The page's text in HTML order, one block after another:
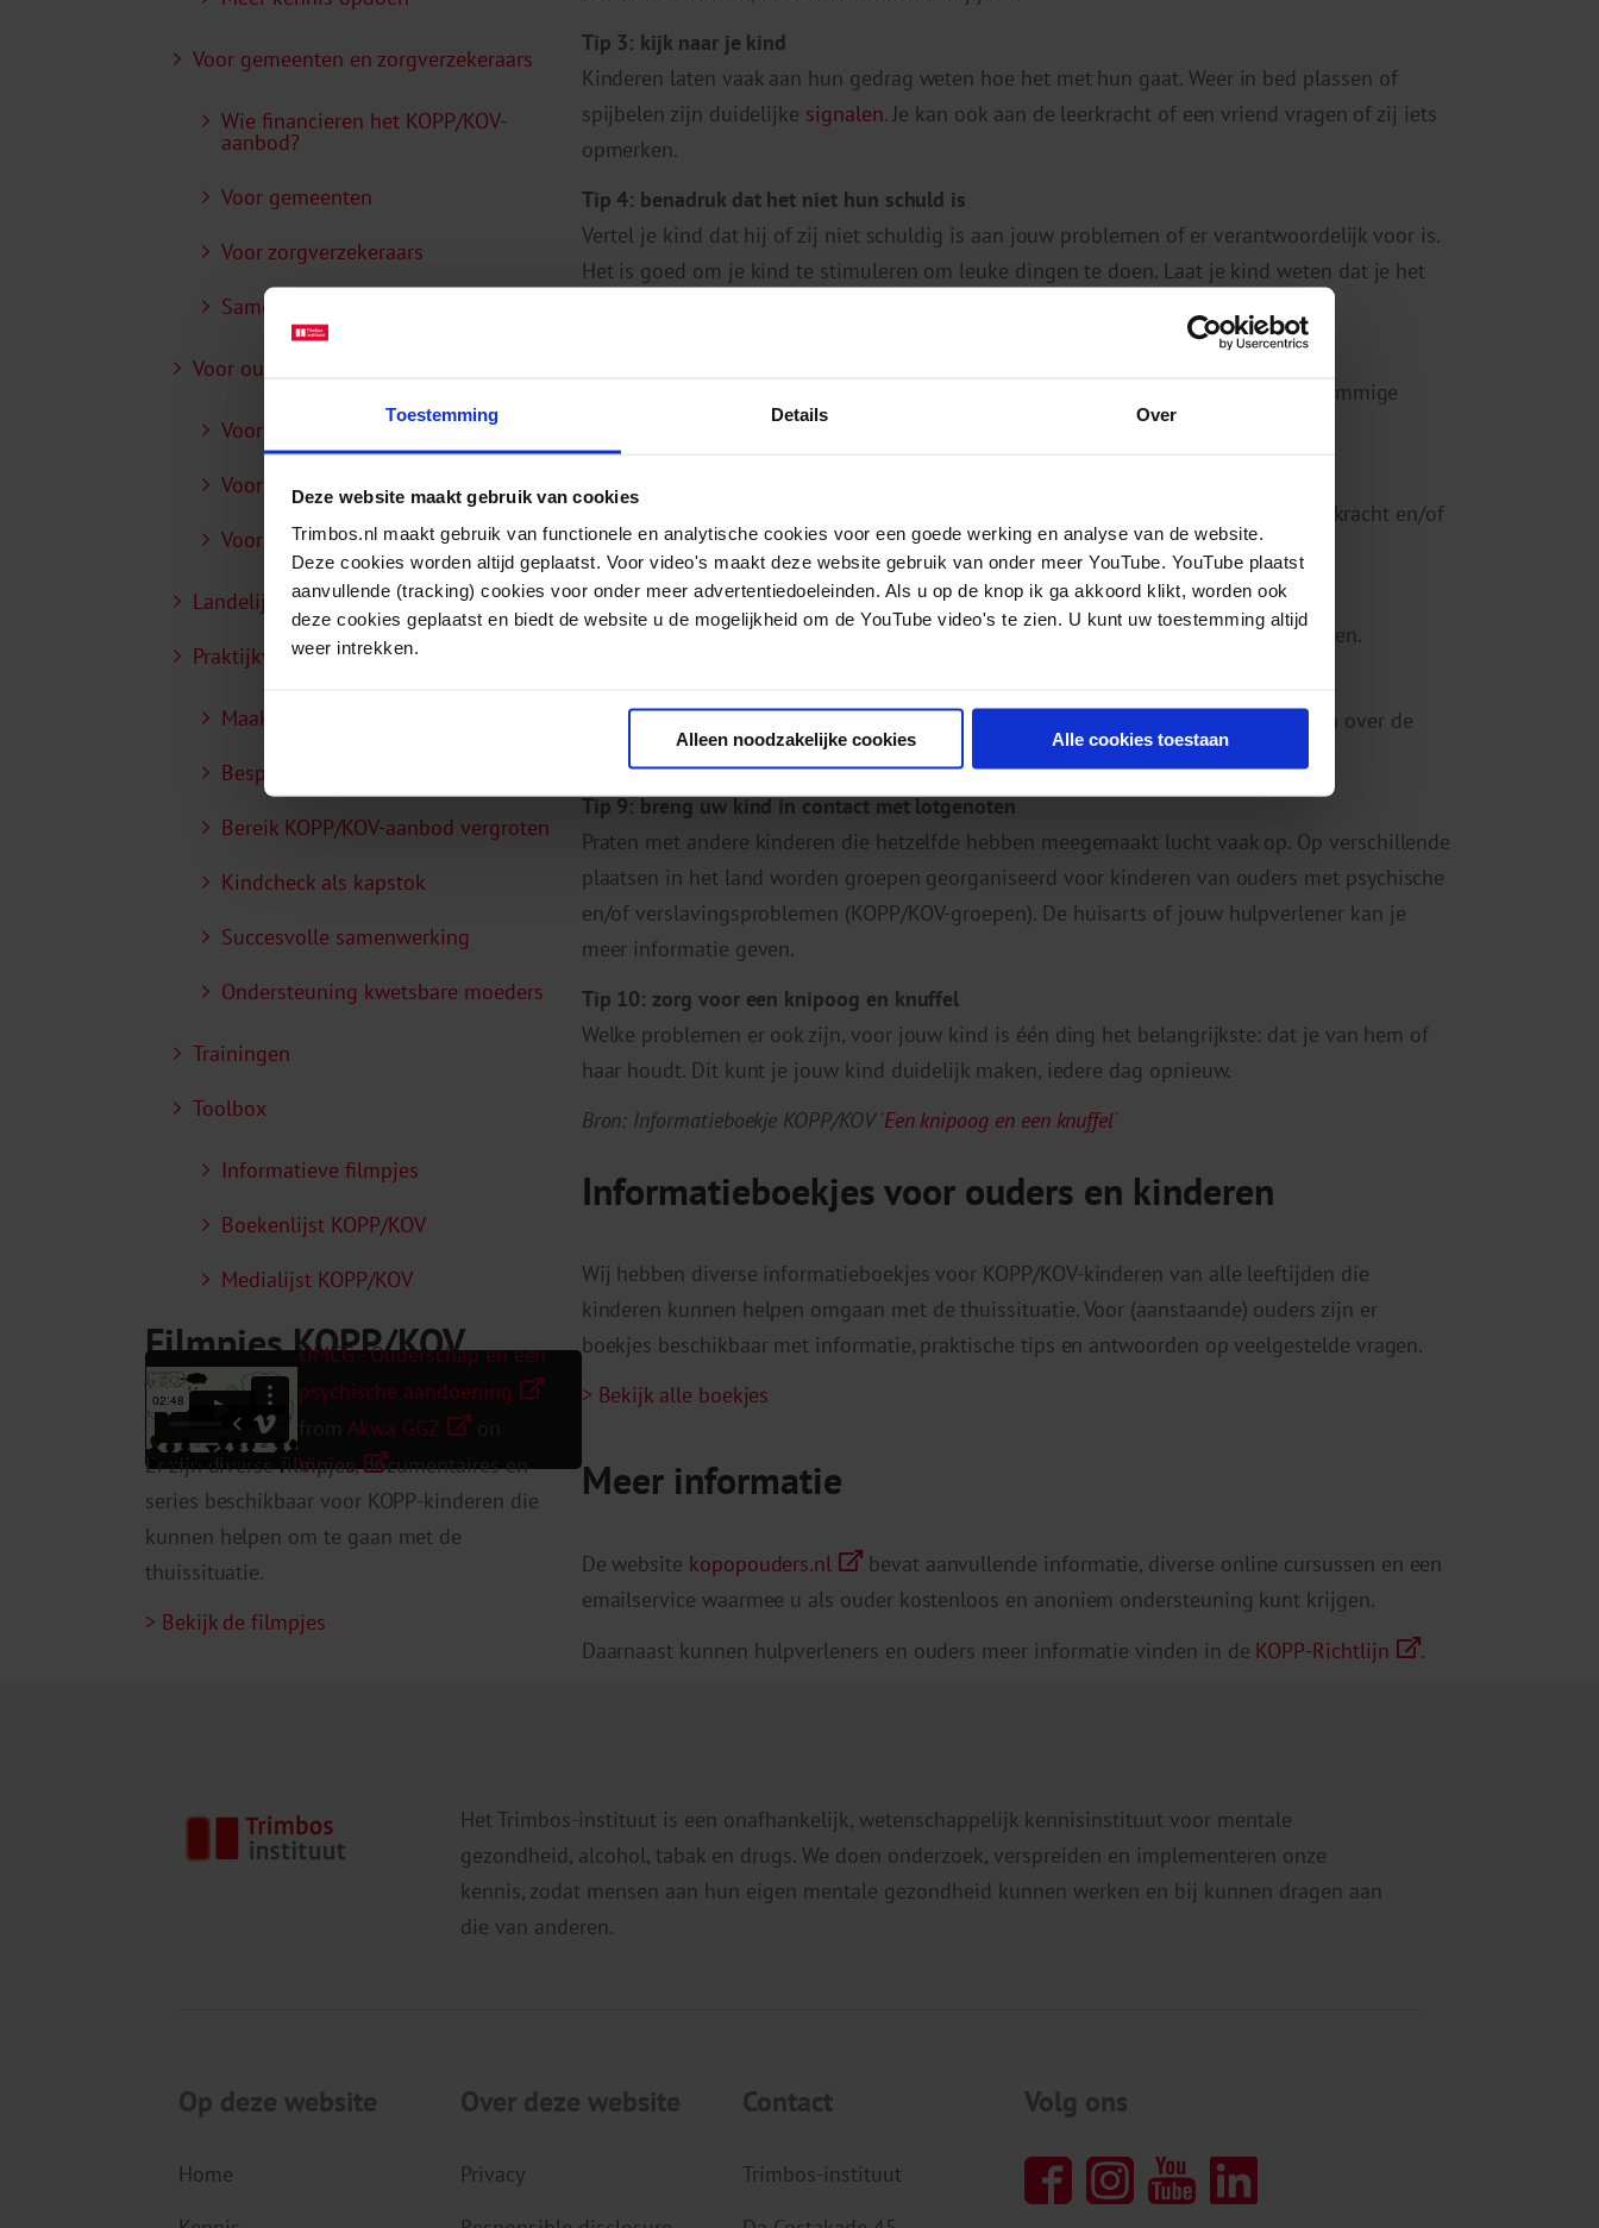
Toestemming Details Over
Deze website maakt gebruik van cookies
Trimbos.nl maakt gebruik van functionele en analytische cookies voor een goede werking en analyse van de website.
Deze cookies worden altijd geplaatst. Voor video's maakt deze website gebruik van onder meer YouTube. YouTube plaatst
aanvullende (tracking) cookies voor onder meer advertentiedoeleinden. Als u op de knop ik ga akkoord klikt, worden ook
deze cookies geplaatst en biedt de website u de mogelijkheid om de YouTube video's te zien. U kunt uw toestemming altijd
weer intrekken.
Alleen noodzakelijke cookies Alle cookies toestaan
Voor gemeenten en zorgverzekeraars
Wie financieren het KOPP/KOV-
aanbod?
Voor gemeenten
Voor zorgverzekeraars
Samenwerken
Voor ouders, naasten en KOPP-kinderen
Voor ouders
Voor naasten
Voor KOPP-kinderen
Landelijk Platform
Praktijkvoorbeelden
Maak het verschil voor een kind
Bespreekbaar maken ouderschap
Bereik KOPP/KOV-aanbod vergroten
Kindcheck als kapstok
Succesvolle samenwerking
Ondersteuning kwetsbare moeders
Trainingen
Toolbox
Informatieve filmpjes
Boekenlijst KOPP/KOV
Medialijst KOPP/KOV
Filmpjes KOPP/KOV
UMCG - Ouderschap en een
psychische aandoening
Akwa GGZ
Vimeo
.
Er zijn diverse filmpjes, documentaires en
series beschikbaar voor KOPP-kinderen die
kunnen helpen om te gaan met de
thuissituatie.
> Bekijk de filmpjes
Tip 3: kijk naar je kind
Kinderen laten vaak aan hun gedrag weten hoe het met hun gaat. Weer in bed plassen of
spijbelen zijn duidelijke signalen. Je kan ook aan de leerkracht of een vriend vragen of zij iets
opmerken.
Tip 4: benadruk dat het niet hun schuld is
Vertel je kind dat hij of zij niet schuldig is aan jouw problemen of er verantwoordelijk voor is.
Het is goed om je kind te stimuleren om leuke dingen te doen. Laat je kind weten dat je het
Als er problemen zijn in het gezin, geeft het kinderen een vertrouwd gevoel als sommige
dingen gewoon doorgaan, zoals school, huiswerk, sportclub.
Je hoeft niet alles alleen te doen. Schakel anderen in: familieleden, buren, een leerkracht en/of
andere ouders.
Tip 7: laat de school iets weten
Als de leerkracht weet wat er aan de hand is, kan hij of zij jouw kind beter opvangen.
Soms willen kinderen met een andere vertrouwenspersoon dan hun ouders praten over de
situatie. Laat je kind weten dat je dat goed vindt en dat het geen ‘roddelen’ is.
Tip 9: breng uw kind in contact met lotgenoten
Praten met andere kinderen die hetzelfde hebben meegemaakt lucht vaak op. Op verschillende
plaatsen in het land worden groepen georganiseerd voor kinderen van ouders met psychische
en/of verslavingsproblemen (KOPP/KOV-groepen). De huisarts of jouw hulpverlener kan je
meer informatie geven.
Tip 10: zorg voor een knipoog en knuffel
Welke problemen er ook zijn, voor jouw kind is één ding het belangrijkste: dat je van hem of
haar houdt. Dit kunt je jouw kind duidelijk maken, iedere dag opnieuw.
Bron: Informatieboekje KOPP/KOV 'Een knipoog en een knuffel'
Informatieboekjes voor ouders en kinderen
Wij hebben diverse informatieboekjes voor KOPP/KOV-kinderen van alle leeftijden die
kinderen kunnen helpen omgaan met de thuissituatie. Voor (aanstaande) ouders zijn er
boekjes beschikbaar met informatie, praktische tips en antwoorden op veelgestelde vragen.
> Bekijk alle boekjes
Meer informatie
De website kopopouders.nl
bevat aanvullende informatie, diverse online cursussen en een
emailservice waarmee u als ouder kostenloos en anoniem ondersteuning kunt krijgen.
Daarnaast kunnen hulpverleners en ouders meer informatie vinden in de KOPP-Richtlijn .
Het Trimbos-instituut is een onafhankelijk, wetenschappelijk kennisinstituut voor mentale
gezondheid, alcohol, tabak en drugs. We doen onderzoek, verspreiden en implementeren onze
kennis, zodat mensen aan hun eigen mentale gezondheid kunnen werken en bij kunnen dragen aan
die van anderen.
Op deze website
Home
Over deze website
Privacy
Contact
Trimbos-instituut
Volg ons